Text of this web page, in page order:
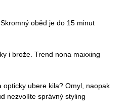
oběd je do 15 minut
i brože. Trend nona maxxing
opticky ubere kila? Omyl, naopak
nezvolíte správný styling